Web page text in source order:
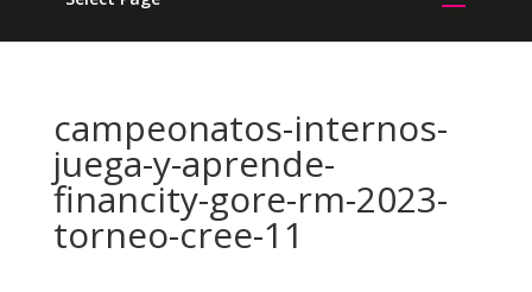
campeonatos-internos-
juega-y-aprende-
financity-gore-rm-2023-
torneo-cree-11